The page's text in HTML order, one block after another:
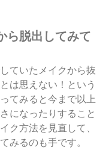
ら脱出してみて
ていたメイクから抜
は思えない！という
てみると今まで以上
になったりすること
ク方法を見直して、
みるのも手です。